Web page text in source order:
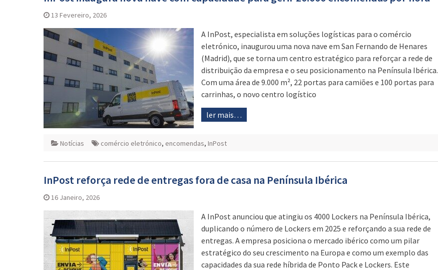
13 Fevereiro, 2026
A InPost, especialista em soluções logísticas para o comércio
eletrónico, inaugurou uma nova nave em San Fernando de Henares
(Madrid), que se torna um centro estratégico para reforçar a rede de
distribuição da empresa e o seu posicionamento na Península Ibérica.
Com uma área de 9.000 m², 22 portas para camiões e 100 portas para
carrinhas, o novo centro logístico
ler mais…
Notícias comércio eletrónico, encomendas, InPost
InPost reforça rede de entregas fora de casa na Península Ibérica
16 Janeiro, 2026
A InPost anunciou que atingiu os 4000 Lockers na Península Ibérica,
duplicando o número de Lockers em 2025 e reforçando a sua rede de
entregas. A empresa posiciona o mercado ibérico como um pilar
estratégico do seu crescimento na Europa e como um exemplo das
capacidades da sua rede híbrida de Ponto Pack e Lockers. Este